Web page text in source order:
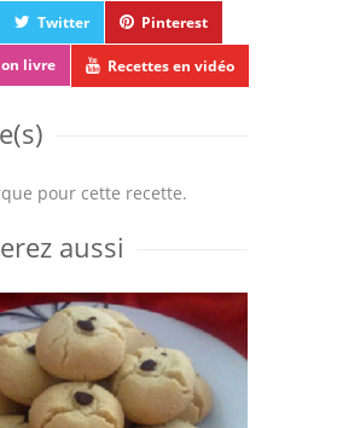
Twitter Pinterest
livre Recettes en vidéo
pour cette recette.
aussi